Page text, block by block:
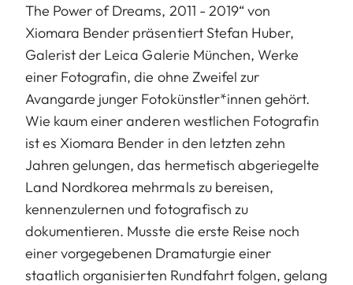
The Power of Dreams, 2011 - 2019“ von
Xiomara Bender präsentiert Stefan Huber,
Galerist der Leica Galerie München, Werke
einer Fotografin, die ohne Zweifel zur
Avangarde junger Fotokünstler*innen gehört.
Wie kaum einer anderen westlichen Fotografin
ist es Xiomara Bender in den letzten zehn
Jahren gelungen, das hermetisch abgeriegelte
Land Nordkorea mehrmals zu bereisen,
kennenzulernen und fotografisch zu
dokumentieren. Musste die erste Reise noch
einer vorgegebenen Dramaturgie einer
staatlich organisierten Rundfahrt folgen, gelang